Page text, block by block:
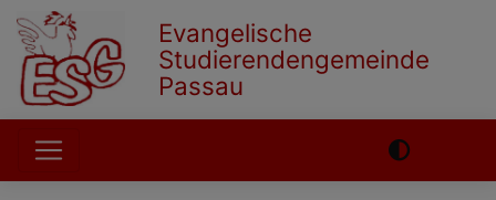
Skip
main
content
Evangelische
Studierendengemeinde
Passau
Hauptnavigation